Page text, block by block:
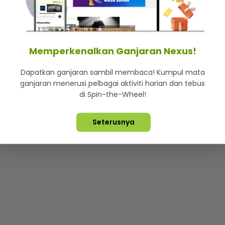
Lebih hot, viral dan sensasi
Terpelihara © 2026. Star Media Group Berhad [197101000523
Memperkenalkan Ganjaran Nexus!
Dapatkan ganjaran sambil membaca! Kumpul mata
ganjaran menerusi pelbagai aktiviti harian dan tebus
di Spin-the-Wheel!
Seterusnya